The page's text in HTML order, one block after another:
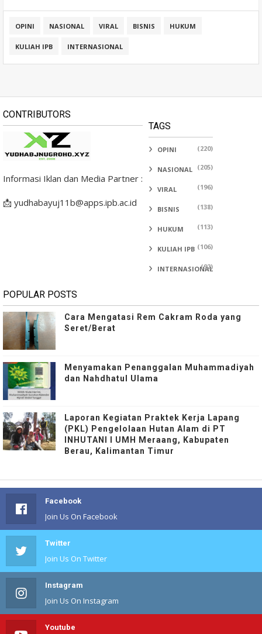
OPINI NASIONAL VIRAL BISNIS HUKUM
KULIAH IPB INTERNASIONAL
CONTRIBUTORS
Informasi Iklan dan Media Partner :
📩 yudhabayuj11b@apps.ipb.ac.id
TAGS
OPINI (220)
NASIONAL (205)
VIRAL (196)
BISNIS (138)
HUKUM (113)
KULIAH IPB (106)
INTERNASIONAL
(92)
POPULAR POSTS
Cara Mengatasi Rem Cakram Roda yang
Seret/Berat
Menyamakan Penanggalan Muhammadiyah
dan Nahdhatul Ulama
Laporan Kegiatan Praktek Kerja Lapang
(PKL) Pengelolaan Hutan Alam di PT
INHUTANI I UMH Meraang, Kabupaten
Berau, Kalimantan Timur
Facebook
Join Us On Facebook
Twitter
Join Us On Twitter
Instagram
Join Us On Instagram
Youtube